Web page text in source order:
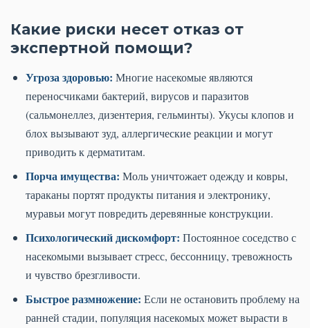
Какие риски несет отказ от
экспертной помощи?
Угроза здоровью: Многие насекомые являются
переносчиками бактерий, вирусов и паразитов
(сальмонеллез, дизентерия, гельминты). Укусы клопов и
блох вызывают зуд, аллергические реакции и могут
приводить к дерматитам.
Порча имущества: Моль уничтожает одежду и ковры,
тараканы портят продукты питания и электронику,
муравьи могут повредить деревянные конструкции.
Психологический дискомфорт: Постоянное соседство с
насекомыми вызывает стресс, бессонницу, тревожность
и чувство брезгливости.
Быстрое размножение: Если не остановить проблему на
ранней стадии, популяция насекомых может вырасти в